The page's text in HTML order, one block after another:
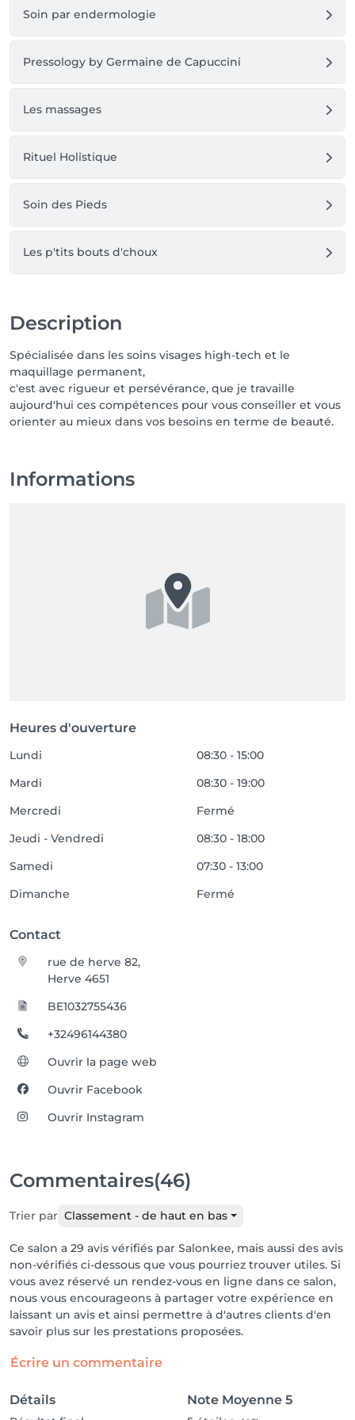
Céline
Soin par endermologie
Pressology by Germaine de Capuccini
Les massages
Rituel Holistique
Soin des Pieds
Les p'tits bouts d'choux
Description
Spécialisée dans les soins visages high-tech et le
maquillage permanent,
c'est avec rigueur et persévérance, que je travaille
aujourd'hui ces compétences pour vous conseiller et vous
orienter au mieux dans vos besoins en terme de beauté.
Informations
Heures d'ouverture
Lundi
08:30 - 15:00
Mardi
08:30 - 19:00
Mercredi
Fermé
Jeudi - Vendredi
08:30 - 18:00
Samedi
07:30 - 13:00
Dimanche
Fermé
Contact
rue de herve 82,
Herve 4651
BE1032755436
+32496144380
Ouvrir la page web
Ouvrir Facebook
Ouvrir Instagram
Commentaires(46)
Trier par Classement - de haut en bas
Ce salon a 29 avis vérifiés par Salonkee, mais aussi des avis
non-vérifiés ci-dessous que vous pourriez trouver utiles. Si
vous avez réservé un rendez-vous en ligne dans ce salon,
nous vous encourageons à partager votre expérience en
laissant un avis et ainsi permettre à d'autres clients d'en
savoir plus sur les prestations proposées.
Écrire un commentaire
Détails Note Moyenne 5